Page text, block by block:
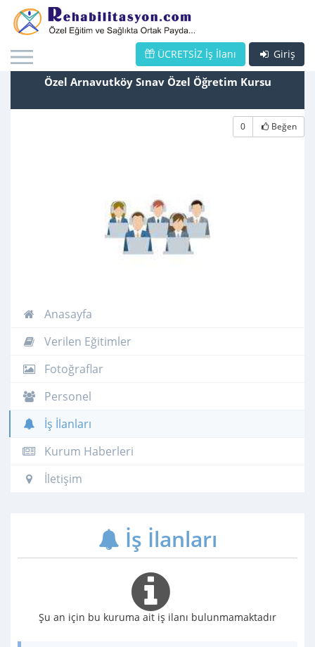
Giriş
ÜCRETSİZ İş İlanı
Özel Arnavutköy Sınav Özel Öğretim Kursu
0 Beğen
Anasayfa
Verilen Eğitimler
Fotoğraflar
Personel
İş İlanları
Kurum Haberleri
İletişim
İş İlanları
Şu an için bu kuruma ait iş ilanı bulunmamaktadır